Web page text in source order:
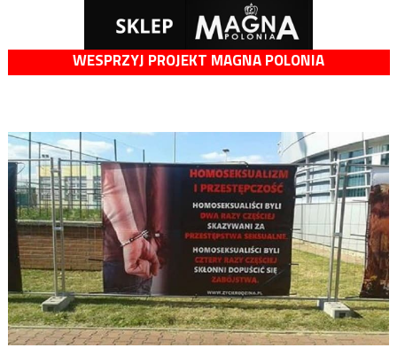
WESPRZYJ PROJEKT MAGNA POLONIA